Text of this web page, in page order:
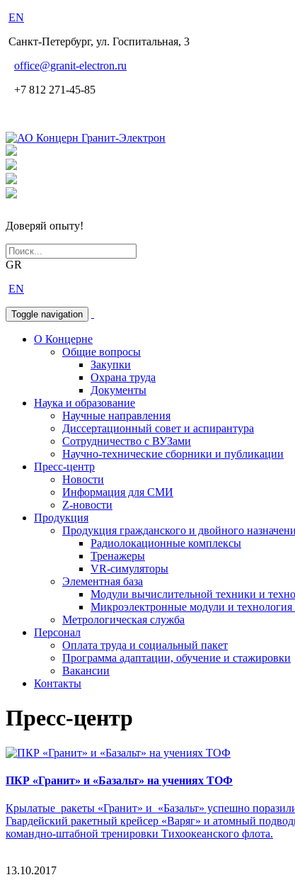
EN
Санкт-Петербург, ул. Госпитальная, 3
office@granit-electron.ru
+7 812 271-45-85
Доверяй опыту!
GR
EN
Toggle navigation
О Концерне
Общие вопросы
Закупки
Охрана труда
Документы
Наука и образование
Научные направления
Диссертационный совет и аспирантура
Сотрудничество с ВУЗами
Научно-технические сборники и публикации
Пресс-центр
Новости
Информация для СМИ
Z-новости
Продукция
Продукция гражданского и двойного
Радиолокационные комплексы
Тренажеры
VR-симуляторы
Элементная база
Модули вычислительной техники и
Микроэлектронные модули и
Метрологическая служба
Персонал
Оплата труда и социальный пакет
Программа адаптации, обучение и стажировки
Вакансии
Контакты
Пресс-центр
ПКР «Гранит» и «Базальт» на учениях ТОФ
Крылатые ракеты «Гранит» и «Базальт» успешно
Гвардейский ракетный крейсер «Варяг» и атомный
командно-штабной тренировки Тихоокеанского флота.
13.10.2017